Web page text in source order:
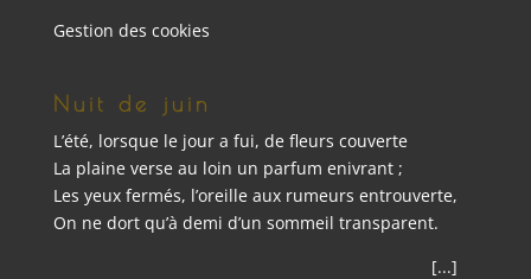
Gestion des cookies
Nuit de juin
L’été, lorsque le jour a fui, de fleurs couverte
La plaine verse au loin un parfum enivrant ;
Les yeux fermés, l’oreille aux rumeurs entrouverte,
On ne dort qu’à demi d’un sommeil transparent.
[...]